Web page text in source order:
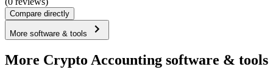
Compare directly
More software & tools
More Crypto Accounting software & tools